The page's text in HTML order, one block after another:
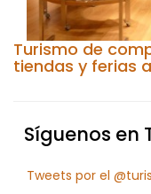
Turismo de
tiendas y ferias
Síguenos en
Tweets por el